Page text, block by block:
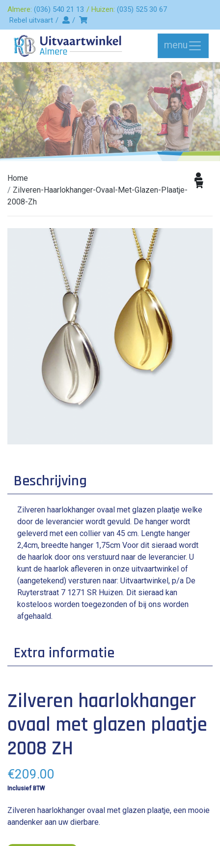
Almere: (036) 540 21 13 Huizen: (035) 525 30 67
Rebel uitvaart
menu
Home
Zilveren-Haarlokhanger-Ovaal-Met-Glazen-Plaatje-
2008-Zh
Beschrijving
Zilveren haarlokhanger ovaal met glazen plaatje welke
door de leverancier wordt gevuld. De hanger wordt
geleverd met een collier van 45 cm. Lengte hanger
2,4cm, breedte hanger 1,75cm Voor dit sieraad wordt
de haarlok door ons verstuurd naar de leverancier. U
kunt de haarlok afleveren in onze uitvaartwinkel of
(aangetekend) versturen naar: Uitvaartwinkel, p/a De
Ruyterstraat 7 1271 SR Huizen. Dit sieraad kan
kosteloos worden toegezonden of bij ons worden
afgehaald.
Extra informatie
breedte: 1.8 cm
Zilveren haarlokhanger
ovaal met glazen plaatje
2008 ZH
€209.00
Inclusief BTW
Zilveren haarlokhanger ovaal met glazen plaatje, een mooie
aandenker aan uw dierbare.